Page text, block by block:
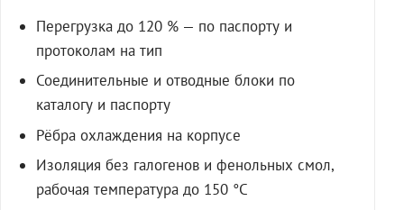
Перегрузка до 120 % — по паспорту и
протоколам на тип
Соединительные и отводные блоки по
каталогу и паспорту
Рёбра охлаждения на корпусе
Изоляция без галогенов и фенольных смол,
рабочая температура до 150 °C